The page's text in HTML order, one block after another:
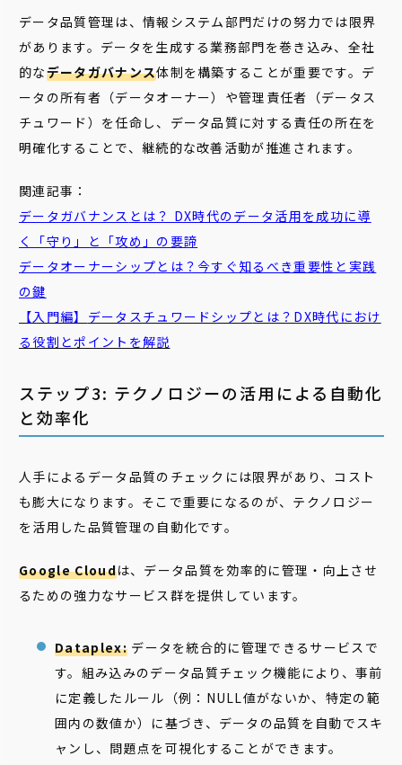
データ品質管理は、情報システム部門だけの努力では限界
があります。データを生成する業務部門を巻き込み、全社
的なデータガバナンス体制を構築することが重要です。デ
ータの所有者（データオーナー）や管理責任者（データス
チュワード）を任命し、データ品質に対する責任の所在を
明確化することで、継続的な改善活動が推進されます。
関連記事：
データガバナンス とは？ DX時代のデータ活用を成功に導
く「守り」と「攻め」の要諦
データオーナーシップとは？今すぐ知るべき重要性と実践
の鍵
【入門編】 データスチュワードシップとは？DX時代におけ
る役割とポイントを解説
ステップ3: テクノロジーの活用による自動化
と効率化
人手によるデータ品質のチェックには限界があり、コスト
も膨大になります。そこで重要になるのが、テクノロジー
を活用した品質管理の自動化です。
Google Cloudは、データ品質を効率的に管理・向上させ
るための強力なサービス群を提供しています。
Dataplex:データを統合的に管理できるサービスで
す。組み込みのデータ品質チェック機能により、事前
に定義したルール（例：NULL値がないか、特定の範
囲内の数値か）に基づき、データの品質を自動でスキ
ャンし、問題点を可視化することができます。